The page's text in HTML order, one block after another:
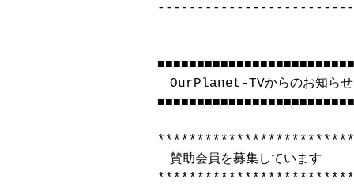
OurPlanet-TVからのお知らせ
賛助会員を募集しています